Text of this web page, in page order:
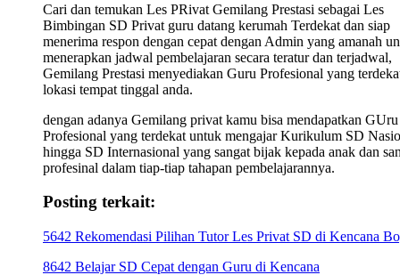
Cari dan temukan Les PRivat Gemilang Prestasi sebagai Les
Bimbingan SD Privat guru datang kerumah Terdekat dan siap
menerima respon dengan cepat dengan Admin yang amanah
menerapkan jadwal pembelajaran secara teratur dan terjadwal,
Gemilang Prestasi menyediakan Guru Profesional yang
lokasi tempat tinggal anda.
dengan adanya Gemilang privat kamu bisa mendapatkan GUru
Profesional yang terdekat untuk mengajar Kurikulum SD
hingga SD Internasional yang sangat bijak kepada anak dan
profesinal dalam tiap-tiap tahapan pembelajarannya.
Posting terkait:
5642 Rekomendasi Pilihan Tutor Les Privat SD di Kencana
8642 Belajar SD Cepat dengan Guru di Kencana